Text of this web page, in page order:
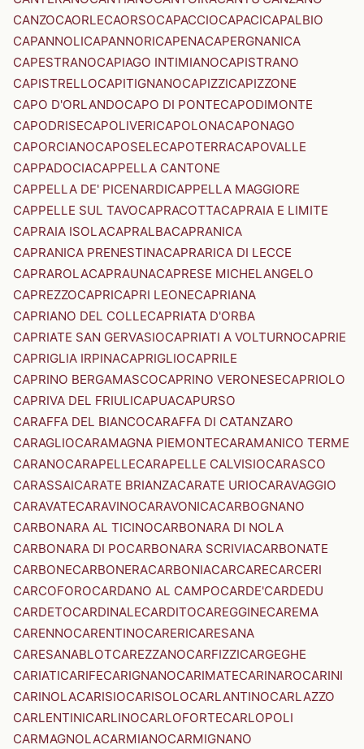
CANZOCAORLECAORSOCAPACCIOCAPACICAPALBIO
CAPANNOLICAPANNORICAPENACAPERGNANICA
CAPESTRANOCAPIAGO INTIMIANOCAPISTRANO
CAPISTRELLOCAPITIGNANOCAPIZZICAPIZZONE
CAPO D'ORLANDOCAPO DI PONTECAPODIMONTE
CAPODRISECAPOLIVERICAPOLONACAPONAGO
CAPORCIANOCAPOSELECAPOTERRACAPOVALLE
CAPPADOCIACAPPELLA CANTONE
CAPPELLA DE' PICENARDICAPPELLA MAGGIORE
CAPPELLE SUL TAVOCAPRACOTTACAPRAIA E LIMITE
CAPRAIA ISOLACAPRALBACAPRANICA
CAPRANICA PRENESTINACAPRARICA DI LECCE
CAPRAROLACAPRAUNACAPRESE MICHELANGELO
CAPREZZOCAPRICAPRI LEONECAPRIANA
CAPRIANO DEL COLLECAPRIATA D'ORBA
CAPRIATE SAN GERVASIOCAPRIATI A VOLTURNOCAPRIE
CAPRIGLIA IRPINACAPRIGLIOCAPRILE
CAPRINO BERGAMASCOCAPRINO VERONESECAPRIOLO
CAPRIVA DEL FRIULICAPUACAPURSO
CARAFFA DEL BIANCOCARAFFA DI CATANZARO
CARAGLIOCARAMAGNA PIEMONTECARAMANICO TERME
CARANOCARAPELLECARAPELLE CALVISIOCARASCO
CARASSAICARATE BRIANZACARATE URIOCARAVAGGIO
CARAVATECARAVINOCARAVONICACARBOGNANO
CARBONARA AL TICINOCARBONARA DI NOLA
CARBONARA DI POCARBONARA SCRIVIACARBONATE
CARBONECARBONERACARBONIACARCARECARCERI
CARCOFOROCARDANO AL CAMPOCARDE'CARDEDU
CARDETOCARDINALECARDITOCAREGGINECAREMA
CARENNOCARENTINOCARERICARESANA
CARESANABLOTCAREZZANOCARFIZZICARGEGHE
CARIATICARIFECARIGNANOCARIMATECARINAROCARINI
CARINOLACARISIOCARISOLOCARLANTINOCARLAZZO
CARLENTINICARLINOCARLOFORTECARLOPOLI
CARMAGNOLACARMIANOCARMIGNANO